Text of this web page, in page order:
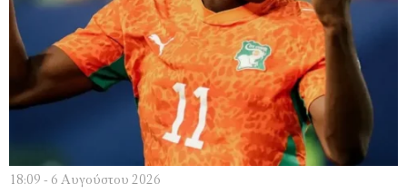
18:09 - 6 Αυγούστου 2026